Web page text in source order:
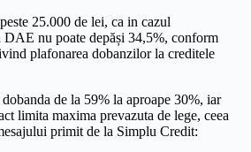
25.000 de lei, ca in cazul
DAE nu poate depăși 34,5%, conform
plafonarea dobanzilor la creditele
de la 59% la aproape 30%, iar
limita maxima prevazuta de lege, ceea
primit de la Simplu Credit: